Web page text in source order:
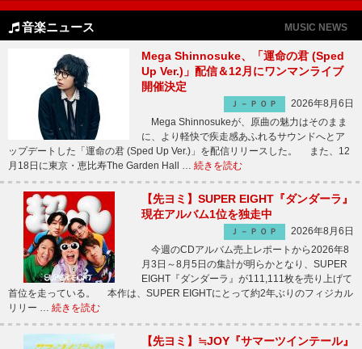
音楽ニュース MUSIC NEWS
Mega Shinnosuke、「運命の君 (Sped
Up Ver.)」配信＆12月にワンマンライブ
開催決定
Ｊ－ＰＯＰ
2026年8月6日
Mega Shinnosukeが、原曲の魅力はそのまま
に、より軽快で疾走感あふれるサウンドへとア
ップデートした「運命の君 (Sped Up Ver.)」を配信リリースした。 また、12
月18日に東京・恵比寿The Garden Hall … 続きを読む
【先ヨミ】SUPER EIGHT『ダンダーラ』
現在アルバム1位を独走中
Ｊ－ＰＯＰ
2026年8月6日
今週のCDアルバム売上レポートから2026年8
月3日～8月5日の集計が明らかとなり、SUPER
EIGHT『ダンダーラ』が111,111枚を売り上げて
首位を走っている。 本作は、SUPER EIGHTにとって約2年ぶりのフィジカル
リリー … 続きを読む
【先ヨミ】≒JOY『サマーツインテール』